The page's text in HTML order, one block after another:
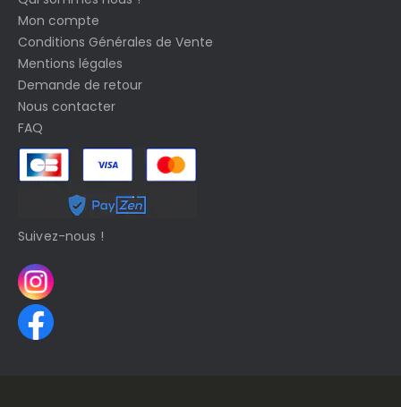
Mon compte
Conditions Générales de Vente
Mentions légales
Demande de retour
Nous contacter
FAQ
Suivez-nous !